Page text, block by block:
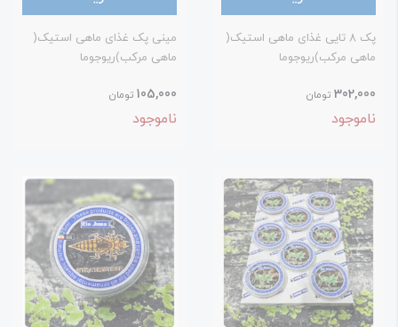
پک 8 تایی غذای ماهی استیک(
مرکب)ریوجوما
تومان
مینی پک غذای ماهی استیک(
ماهی مرکب)ریوجوما
105,000 تومان
ناموجود